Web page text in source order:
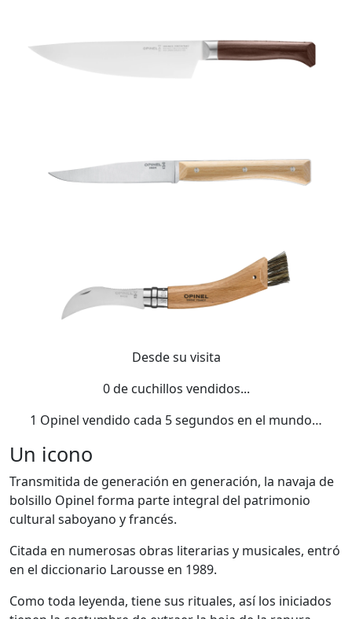
Desde su visita
0de cuchillos vendidos...
1 Opinel vendido cada 5 segundos en el mundo…
Un icono
Transmitida de generación en generación, la navaja de
bolsillo Opinel forma parte integral del patrimonio
cultural saboyano y francés.
Citada en numerosas obras literarias y musicales, entró
en el diccionario Larousse en 1989.
Como toda leyenda, tiene sus rituales, así los iniciados